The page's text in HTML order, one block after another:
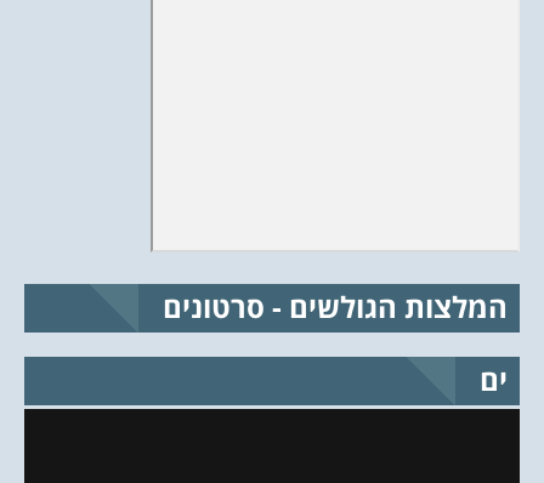
המלצות הגולשים - סרטונים
ים